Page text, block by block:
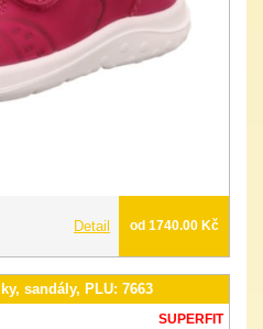
Detail od 1740.00 Kč
sandály, PLU: 7663
SUPERFIT